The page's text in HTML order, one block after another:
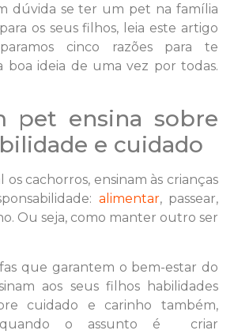
dúvida se ter um pet na família
os seus filhos, leia este artigo
cinco razões para te
boa ideia de uma vez por todas.
pet ensina sobre
e cuidado
os cachorros, ensinam às crianças
alimentar, passear,
Ou seja, como manter outro ser
que garantem o bem-estar do
aos seus filhos habilidades
cuidado e carinho também,
quando o assunto é criar